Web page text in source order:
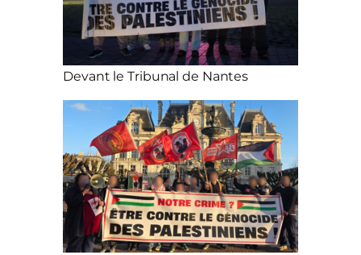
Devant le Tribunal de Nantes